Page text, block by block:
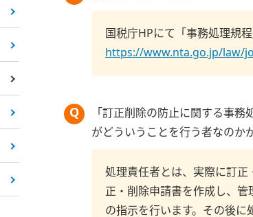
国税庁HPにて「事務処理規
https://www.nta.go.jp/law/
「訂正削除の防止に関する事
がどういうことを行う者なのか
処理責任者とは、実際に訂正
正・削除申請書を作成し、
の指示を行います。その後に